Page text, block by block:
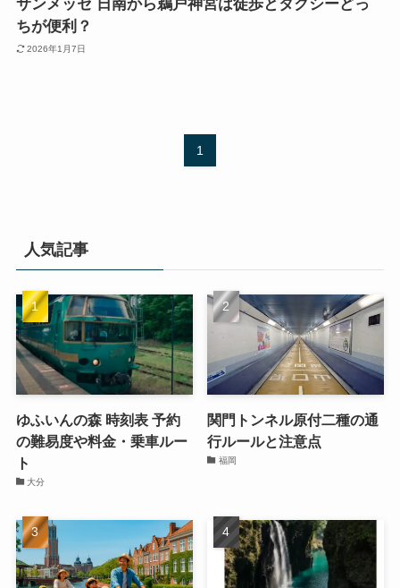
サンメッセ 日南から鵜戸神宮は徒歩とタクシーどっ
ちが便利？
2026年1月7日
1
人気記事
ゆふいんの森 時刻表 予約
の難易度や料金・乗車ルー
ト
大分
関門トンネル原付二種の通
行ルールと注意点
福岡